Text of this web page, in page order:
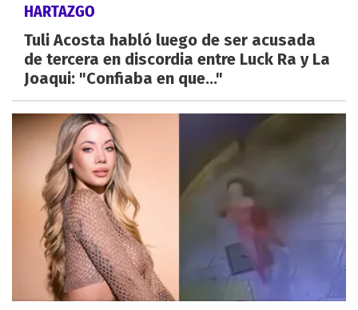
HARTAZGO
Tuli Acosta habló luego de ser acusada
de tercera en discordia entre Luck Ra y La
Joaqui: "Confiaba en que..."